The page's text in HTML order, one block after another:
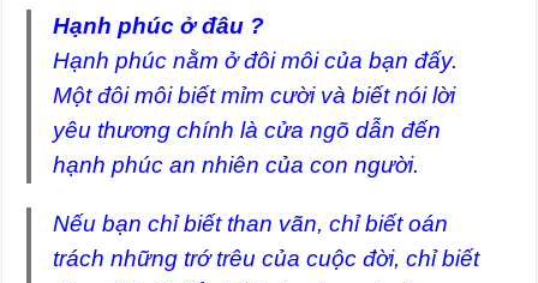
Hạnh phúc ở đâu ?
Hạnh phúc nằm ở đôi môi của bạn đấy.
Một đôi môi biết mỉm cười và biết nói lời
yêu thương chính là cửa ngõ dẫn đến
hạnh phúc an nhiên của con người.
Nếu bạn chỉ biết than vãn, chỉ biết oán
trách những trớ trêu của cuộc đời, chỉ biết